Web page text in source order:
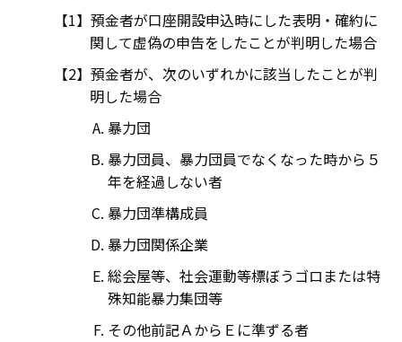
預金者が口座開設申込時にした表明・確約に
関して虚偽の申告をしたことが判明した場合
預金者が、次のいずれかに該当したことが判
明した場合
暴力団
暴力団員、暴力団員でなくなった時から５
年を経過しない者
暴力団準構成員
暴力団関係企業
総会屋等、社会運動等標ぼうゴロまたは特
殊知能暴力集団等
その他前記ＡからＥに準ずる者